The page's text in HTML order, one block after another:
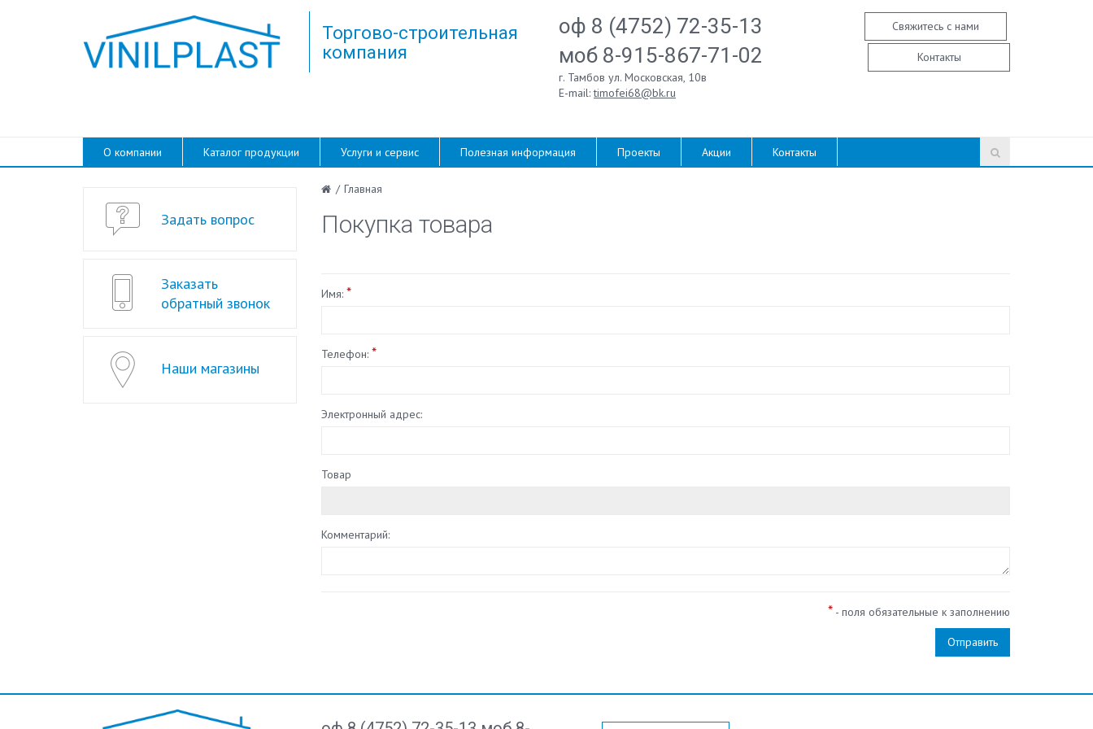
Торгово-строительная
компания
оф 8 (4752) 72-35-13
моб 8-915-867-71-02
г. Тамбов ул. Московская, 10в
E-mail:timofei68@bk.ru
Свяжитесь с нами
Контакты
О компании Каталог продукции Услуги и сервис Полезная информация Проекты Акции Контакты
/ Главная
Покупка товара
Имя: *
Телефон: *
Электронный адрес:
Товар
Комментарий:
* - поля обязательные к заполнению
Задать вопрос
Заказать
обратный звонок
Наши магазины